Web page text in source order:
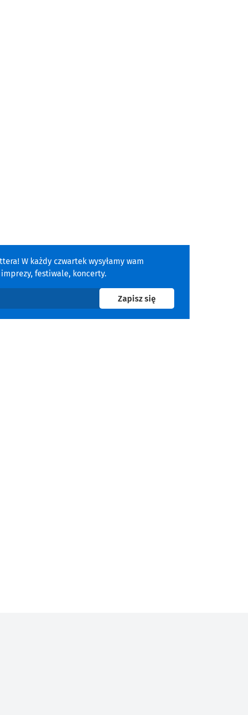
W każdy czwartek wysyłamy wam
festiwale, koncerty.
Zapisz sięna newsletter